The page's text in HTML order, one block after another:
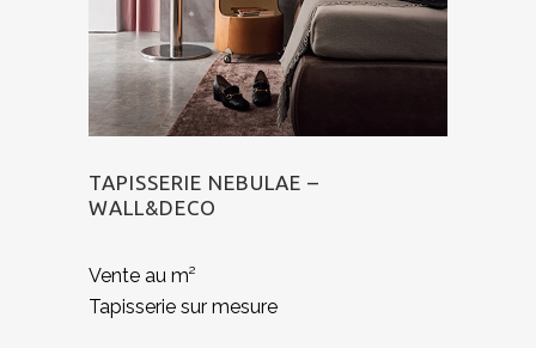
TAPISSERIE NEBULAE –
WALL&DECO
Vente au m²
Tapisserie sur mesure